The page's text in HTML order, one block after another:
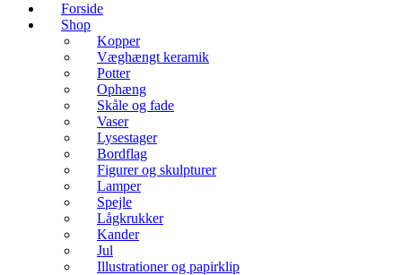
Forside
Shop
Kopper
Væghængt keramik
Potter
Ophæng
Skåle og fade
Vaser
Lysestager
Bordflag
Figurer og skulpturer
Lamper
Spejle
Lågkrukker
Kander
Jul
Illustrationer og papirklip